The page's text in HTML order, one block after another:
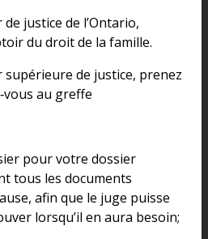
justice de l’Ontario,
du droit de la famille.
supérieure de justice, prenez
au greffe
pour votre dossier
tous les documents
afin que le juge puisse
lorsqu’il en aura besoin;